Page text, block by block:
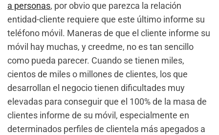
a personas, por obvio que parezca la relación
entidad-cliente requiere que este último informe su
teléfono móvil. Maneras de que el cliente informe su
móvil hay muchas, y creedme, no es tan sencillo
como pueda parecer. Cuando se tienen miles,
cientos de miles o millones de clientes, los que
desarrollan el negocio tienen dificultades muy
elevadas para conseguir que el 100% de la masa de
clientes informe de su móvil, especialmente en
determinados perfiles de clientela más apegados a